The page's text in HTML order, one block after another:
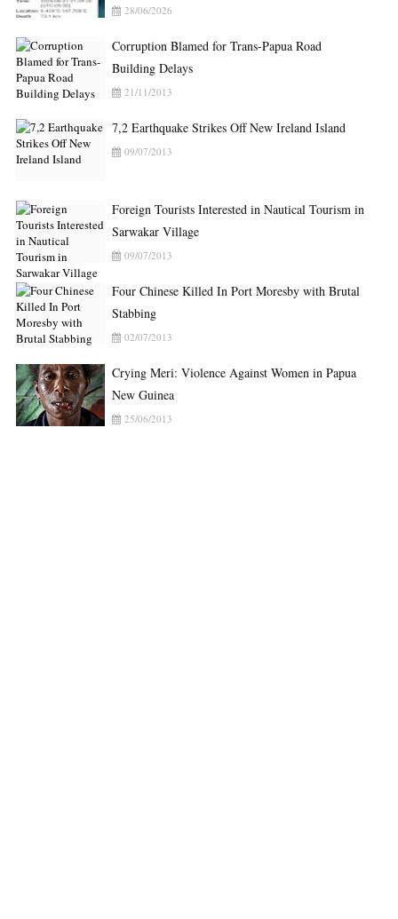
28/06/2026
Corruption Blamed for Trans-Papua Road
Building Delays
21/11/2013
7,2 Earthquake Strikes Off New Ireland Island
09/07/2013
Foreign Tourists Interested in Nautical Tourism in
Sarwakar Village
09/07/2013
Four Chinese Killed In Port Moresby with Brutal
Stabbing
02/07/2013
Crying Meri: Violence Against Women in Papua
New Guinea
25/06/2013